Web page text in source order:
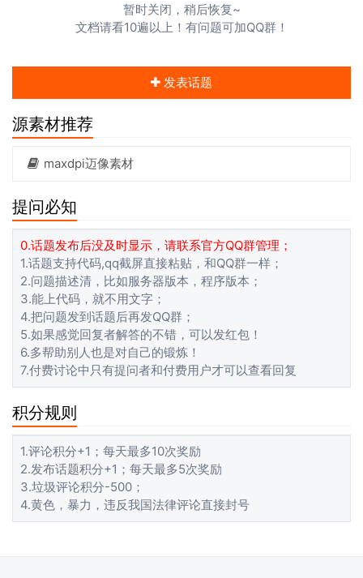
暂时关闭，稍后恢复~
文档请看10遍以上！有问题可加QQ群！
发表话题
源素材推荐
maxdpi迈像素材
提问必知
0.话题发布后没及时显示，请联系官方QQ群管理；
1.话题支持代码,qq截屏直接粘贴，和QQ群一样；
2.问题描述清，比如服务器版本，程序版本；
3.能上代码，就不用文字；
4.把问题发到话题后再发QQ群；
5.如果感觉回复者解答的不错，可以发红包！
6.多帮助别人也是对自己的锻炼！
7.付费讨论中只有提问者和付费用户才可以查看回复
积分规则
1.评论积分+1；每天最多10次奖励
2.发布话题积分+1；每天最多5次奖励
3.垃圾评论积分-500；
4.黄色，暴力，违反我国法律评论直接封号